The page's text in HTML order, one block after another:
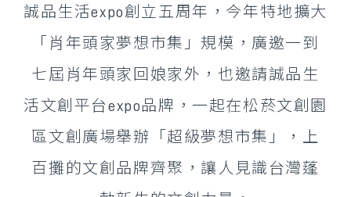
誠品生活expo創立五周年，今年特地擴大
「肖年頭家夢想市集」規模，廣邀一到
七屆肖年頭家回娘家外，也邀請誠品生
活文創平台expo品牌，一起在松菸文創園
區文創廣場舉辦「超級夢想市集」，上
百攤的文創品牌齊聚，讓人見識台灣蓬